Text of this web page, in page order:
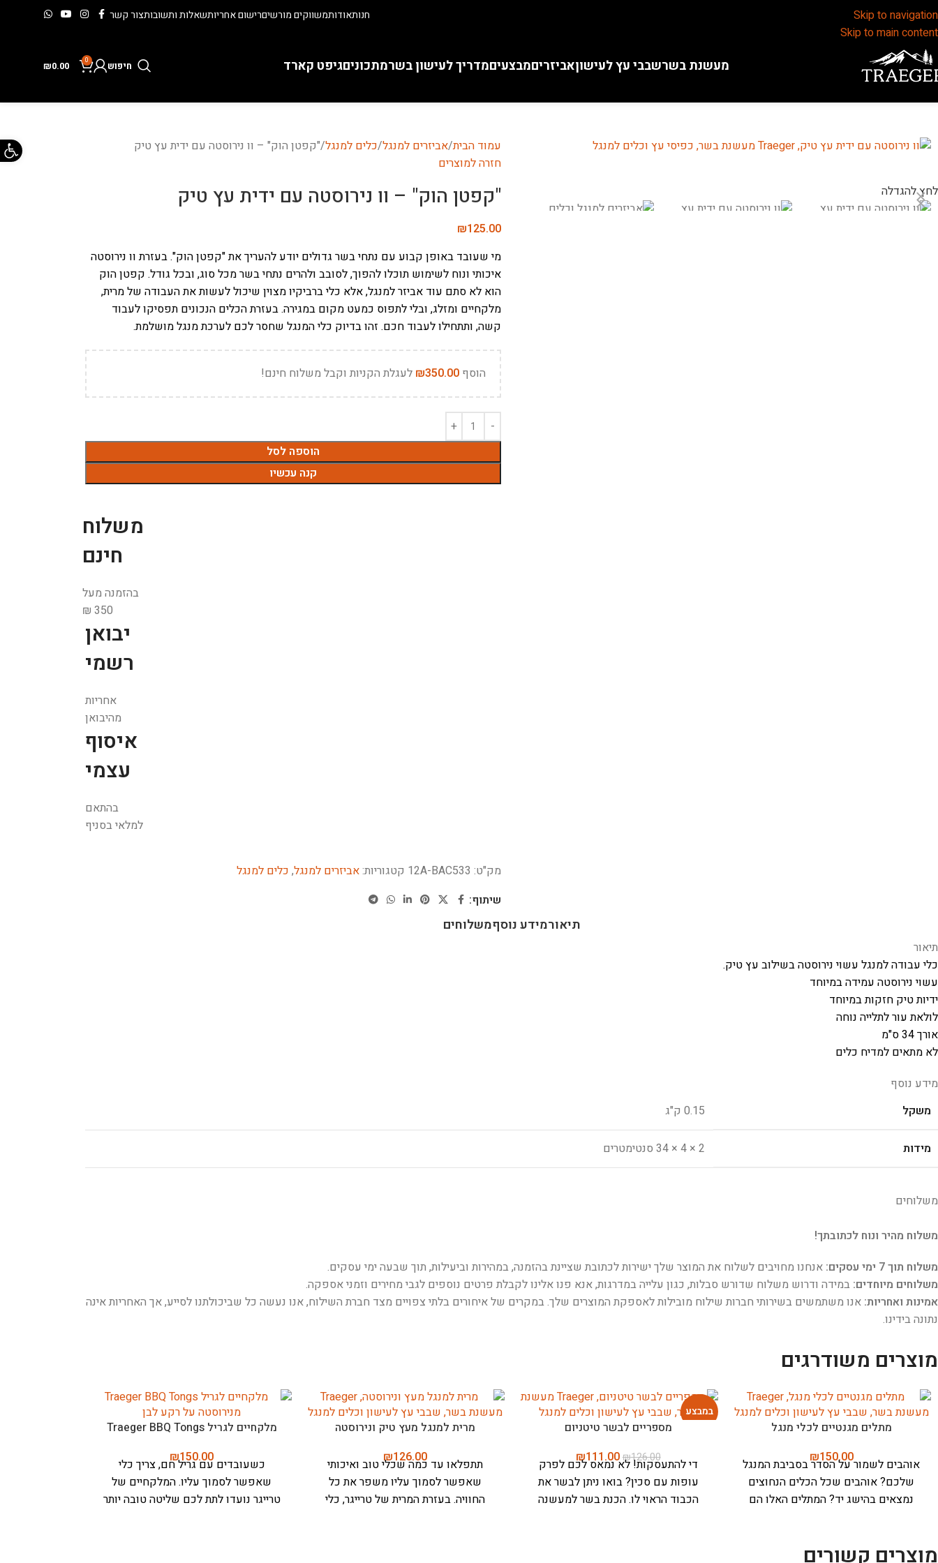
Skip to navigation
Skip to main content
חנותאודותמשווקים מורשיםרישום אחריותשאלות ותשובותצור קשר
מעשנת בשרשבבי עץ לעישוןאביזריםמבצעיםמדריך לעישון בשרמתכוניםגיפט קארד חיפוש 0
₪0.00
לחץ להגדלה
עמוד הבית אביזרים למנגל כלים למנגל "קפטן הוק" – וו נירוסטה עם ידית עץ טיק
חזרה למוצרים
"קפטן הוק" – וו נירוסטה עם ידית עץ טיק
₪125.00
מי שעובד באופן קבוע עם נתחי בשר גדולים יודע להעריך את "קפטן הוק". בעזרת וו נירוסטה
איכותי ונוח לשימוש תוכלו להפוך, לסובב ולהרים נתחי בשר מכל סוג, ובכל גודל. קפטן הוק
הוא לא סתם עוד אביזר למנגל, אלא כלי ברביקיו מצוין שיכול לעשות את העבודה של מרית,
מלקחיים ומזלג, ובלי לתפוס כמעט מקום במגירה. בעזרת הכלים הנכונים תפסיקו לעבוד
קשה, ותתחילו לעבוד חכם. זהו בדיוק כלי המנגל שחסר לכם לערכת מנגל מושלמת.
הוסף ₪350.00 לעגלת הקניות וקבל משלוח חינם!
הוספה לסל
קנה עכשיו
משלוח
חינם
בהזמנה מעל
350 ₪
יבואן
רשמי
אחריות
מהיבואן
איסוף
עצמי
בהתאם
למלאי בסניף
מק"ט: 12A-BAC533 קטגוריות:אביזרים למנגל, כלים למנגל
שיתוף:
תיאורמידע נוסףמשלוחים
תיאור
כלי עבודה למנגל עשוי נירוסטה בשילוב עץ טיק.
עשוי נירוסטה עמידה במיוחד
ידיות טיק חזקות במיוחד
לולאת עור לתלייה נוחה
אורך 34 ס"מ
לא מתאים למדיח כלים
מידע נוסף
משקל
0.15 ק"ג
מידות 2 × 4 × 34 סנטימטרים
משלוחים
משלוח מהיר ונוח לכתובתך!
משלוח תוך 7 ימי עסקים:
אנחנו מחויבים לשלוח את המוצר שלך ישירות לכתובת שציינת בהזמנה, במהירות וביעילות, תוך שבעה ימי עסקים.
משלוחים מיוחדים: במידה ודרוש משלוח שדורש סבלות, כגון עלייה במדרגות, אנא פנו אלינו לקבלת פרטים נוספים לגבי מחירים וזמני אספקה.
אמינות ואחריות: אנו משתמשים בשירותי חברות שילוח מובילות לאספקת המוצרים שלך. במקרים של איחורים בלתי צפויים מצד חברת השילוח, אנו נעשה כל שביכולתנו לסייע, אך האחריות אינה
נתונה בידינו.
מוצרים משודרגים
מתלים מגנטיים לכלי מנגל
₪150.00
אוהבים לשמור על הסדר בסביבת המנגל
שלכם? אוהבים שכל הכלים הנחוצים
נמצאים בהישג יד? המתלים האלו הם
חזק במיוחד, עמידים בפני נזקי מזג
במבצע
מספריים לבשר טיטניום
₪126.00
₪111.00
די להתעסקות! לא נמאס לכם לפרק
עופות עם סכין? בואו ניתן לבשר את
הכבוד הראוי לו. הכנת בשר למעשנה
מרית למנגל מעץ טיק ונירוסטה
₪126.00
תתפלאו עד כמה שכלי טוב ואיכותי
שאפשר לסמוך עליו משפר את כל
החוויה. בעזרת המרית של טרייגר, כלי
מלקחיים לגריל Traeger BBQ Tongs
₪150.00
כשעובדים עם גריל חם, צריך כלי
שאפשר לסמוך עליו. המלקחיים של
טרייגר נועדו לתת לכם שליטה טובה יותר
מוצרים קשורים